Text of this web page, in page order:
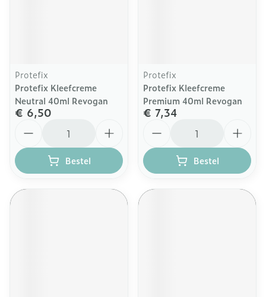
Protefix
Protefix Kleefcreme
Neutral 40ml Revogan
€ 6,50
Bestel
Protefix
Protefix Kleefcreme
Premium 40ml Revogan
€ 7,34
Bestel